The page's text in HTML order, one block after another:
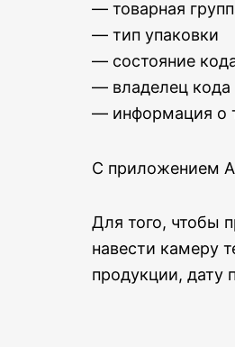
— товарная
— тип упаковки
— состояние
— владелец кода
— информация о
С приложением
Для того, чтобы
навести камеру
продукции, дату